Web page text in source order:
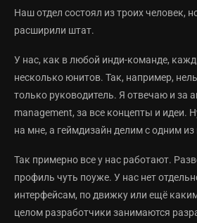
Наш отдел состоял из троих человек,
расширили штат.
У нас, как в любой инди-команде,
несколько юнитов. Так, например,
только руководитель. Я отвечаю и за
management, за все концепты и идеи.
на мне, а геймдизайн делим с одним
Так примерно все у нас работают.
профиль чуть поуже. У нас нет
интерфейсам, по движку или ещё
целом разработчики занимаются